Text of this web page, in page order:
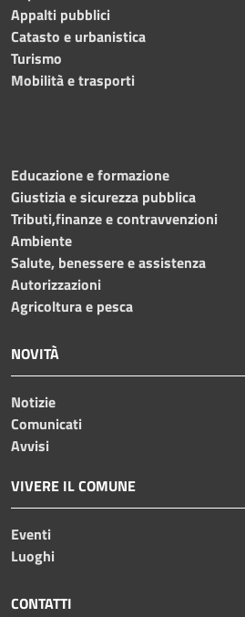
Appalti pubblici
Catasto e urbanistica
Turismo
Mobilità e trasporti
Educazione e formazione
Giustizia e sicurezza pubblica
Tributi,finanze e contravvenzioni
Ambiente
Salute, benessere e assistenza
Autorizzazioni
Agricoltura e pesca
NOVITÀ
Notizie
Comunicati
Avvisi
VIVERE IL COMUNE
Eventi
Luoghi
CONTATTI